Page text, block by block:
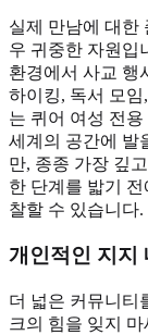
실제 만남에 대한
우 귀중한 자원입
환경에서 사교 행
하이킹, 독서 모
는 퀴어 여성 전
세계의 공간에 발
만, 종종 가장 깊
한 단계를 밟기 전
찰할 수 있습니다.
개인적인 지지
더 넓은 커뮤니티
크의 힘을 잊지